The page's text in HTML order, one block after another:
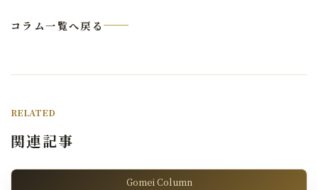
コラム一覧へ戻る
RELATED
関連記事
Gomei Column